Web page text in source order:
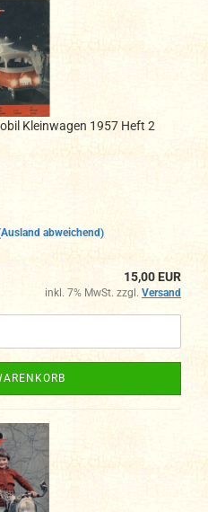
Kleinwagen 1957 Heft 2
abweichend)
15,00 EUR
inkl. 7% MwSt. zzgl. Versand